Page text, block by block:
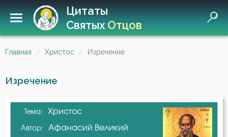
Цитаты
СвятыхОтцов
Главная Христос Изречение
Изречение
Тема: Христос
Автор: Афанасий Великий